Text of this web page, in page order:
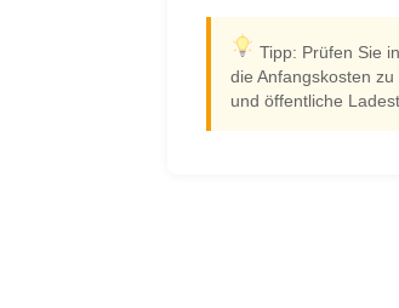
Tipp: Prüfen Sie
die Anfangskosten
und öffentliche